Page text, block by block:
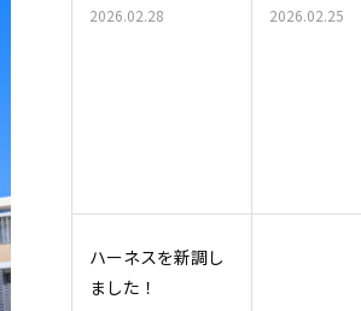
2026.02.28 2026.02.25
ハーネスを新調し
ました！